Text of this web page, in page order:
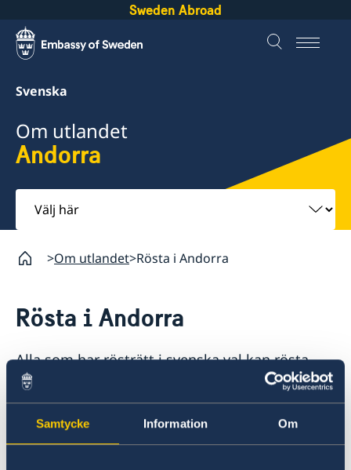
Samtycke Information Om
Sweden Abroad
Svenska
Om utlandet
Andorra
Välj
här
Om utlandet Rösta i Andorra
Rösta i Andorra
Alla som har rösträtt i svenska val kan rösta
från utlandet, antingen genom att förtidsrösta
på plats eller genom att brevrösta. Det går
dock aldrig rösta på valdagen från utlandet.